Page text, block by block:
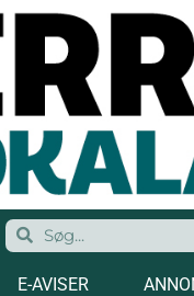
E-AVISER